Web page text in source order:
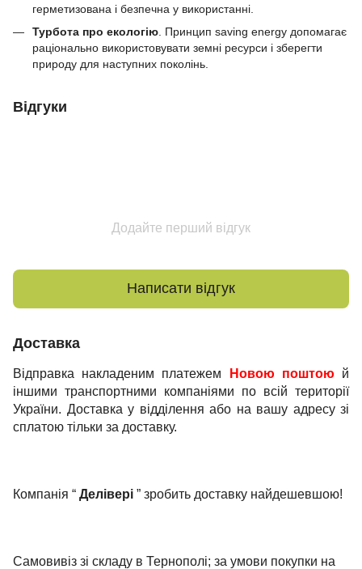
герметизована і безпечна у використанні.
Турбота про екологію . Принцип saving energy допомагає
раціонально використовувати земні ресурси і зберегти
природу для наступних поколінь.
Відгуки
Додайте перший відгук
Написати відгук
Доставка
Відправка накладеним платежем Новою поштою й
іншими транспортними компаніями по всій території
України. Доставка у відділення або на вашу адресу зі
сплатою тільки за доставку.
Компанія “ Делівері ” зробить доставку найдешевшою!
Самовивіз зі складу в Тернополі; за умови покупки на